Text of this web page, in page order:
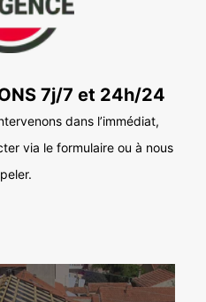
7j/7 et 24h/24
dans l’immédiat,
via le formulaire ou à nous